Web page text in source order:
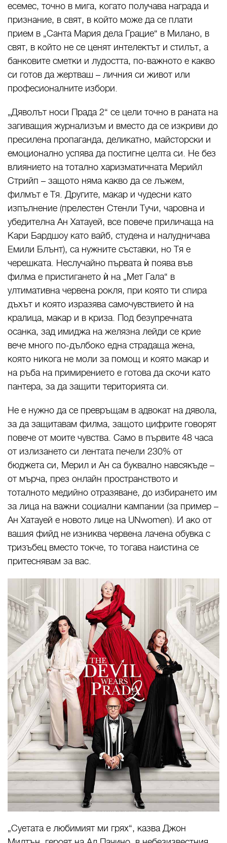
есемес, точно в мига, когато получава награда и
признание, в свят, в който може да се плати
прием в „Санта Мария дела Грацие“ в Милано, в
свят, в който не се ценят интелектът и стилът, а
банковите сметки и лудостта, по-важното е какво
си готов да жертваш – личния си живот или
професионалните избори.
„Дяволът носи Прада 2“ се цели точно в раната на
загиващия журнализъм и вместо да се изкриви до
пресилена пропаганда, деликатно, майсторски и
емоционално успява да постигне целта си. Не без
влиянието на тотално харизматичната Мерийл
Стрийп – защото няма какво да се лъжем,
филмът е Тя. Другите, макар и чудесни като
изпълнение (прелестен Стенли Тучи, чаровна и
убедителна Ан Хатауей, все повече приличаща на
Кари Бардшоу като вайб, студена и налудничава
Емили Блънт), са нужните съставки, но Тя е
черешката. Неслучайно първата ѝ поява във
филма е пристигането ѝ на „Мет Гала“ в
ултимативна червена рокля, при която ти спира
дъхът и която изразява самочувствието ѝ на
кралица, макар и в криза. Под безупречната
осанка, зад имиджа на желязна лейди се крие
вече много по-дълбоко една страдаща жена,
която никога не моли за помощ и която макар и
на ръба на примирението е готова да скочи като
пантера, за да защити територията си.
Не е нужно да се превръщам в адвокат на дявола,
за да защитавам филма, защото цифрите говорят
повече от моите чувства. Само в първите 48 часа
от излизането си лентата печели 230% от
бюджета си, Мерил и Ан са буквално навсякъде –
от мърча, през онлайн пространството и
тоталното медийно отразяване, до избирaнето им
за лица на важни социални кампании (за пример –
Ан Хатауей е новото лице на UNwomen). И ако от
вашия фийд не изниква червена лачена обувка с
тризъбец вместо токче, то тогава наистина се
притеснявам за вас.
„Суетата е любимият ми грях“, казва Джон